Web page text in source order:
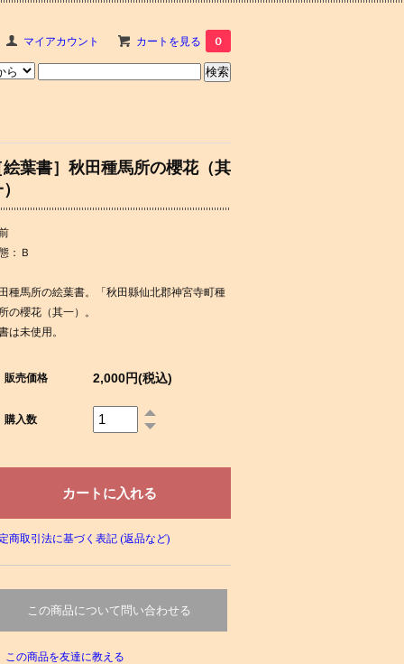
マイアカウント カートを見る 0
葉書］秋田種馬所の櫻花（其
：Ｂ
種馬所の絵葉書。「秋田縣仙北郡神宮寺町種
の櫻花（其一）。
は未使用。
販売価格 2,000円(税込)
購入数
商取引法に基づく表記 (返品など)
この商品について問い合わせる
この商品を友達に教える